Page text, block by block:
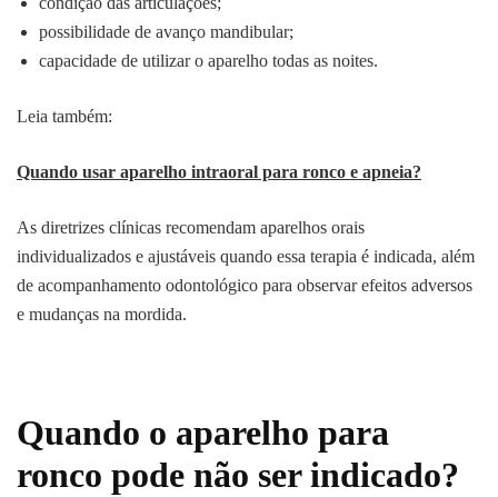
possibilidade de avanço mandibular;
capacidade de utilizar o aparelho todas as noites.
Leia também:
Quando usar aparelho intraoral para ronco e apneia?
As diretrizes clínicas recomendam aparelhos orais
individualizados e ajustáveis quando essa terapia é indicada, além
de acompanhamento odontológico para observar efeitos adversos
e mudanças na mordida.
Quando o aparelho para
ronco pode não ser indicado?